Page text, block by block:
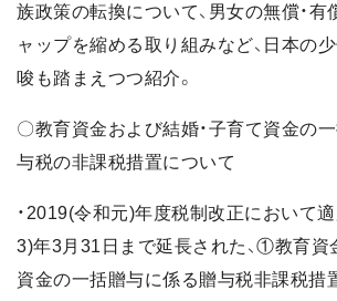
族政策の転換について、男女の無償・
ャップを縮める取り組みなど、日本の
唆も踏まえつつ紹介。
〇教育資金および結婚・子育て資金の
与税の非課税措置について
・2019(令和元)年度税制改正において
3)年3月31日まで延長された、①教育資
資金の一括贈与に係る贈与税非課税措